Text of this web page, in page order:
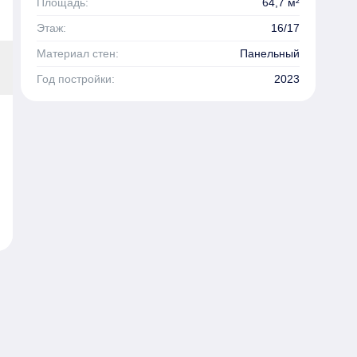
Этаж:
16/17
Материал стен:
Панельный
Год постройки:
2023